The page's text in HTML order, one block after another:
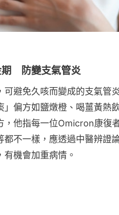
期 防變支氣管炎
可避免久咳而變成的支氣管
」偏方如鹽燉橙、喝薑黃熱
，他指每一位Omicron康復
都不一樣，應透過中醫辨證
有機會加重病情。